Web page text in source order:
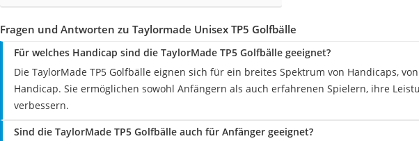
Fragen und Antworten zu Taylormade Unisex TP5 Golfbälle
Für welches Handicap sind die TaylorMade TP5 Golfbälle geeignet?
Die TaylorMade TP5 Golfbälle eignen sich für ein breites Spektrum von Handicaps,
Handicap. Sie ermöglichen sowohl Anfängern als auch erfahrenen Spielern, ihre
verbessern.
Sind die TaylorMade TP5 Golfbälle auch für Anfänger geeignet?